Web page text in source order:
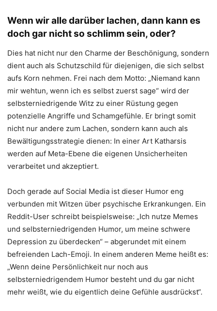
Wenn wir alle darüber lachen, dann kann es
doch gar nicht so schlimm sein, oder?
Dies hat nicht nur den Charme der Beschönigung, sondern
dient auch als Schutzschild für diejenigen, die sich selbst
aufs Korn nehmen. Frei nach dem Motto: „Niemand kann
mir wehtun, wenn ich es selbst zuerst sage“ wird der
selbsterniedrigende Witz zu einer Rüstung gegen
potenzielle Angriffe und Schamgefühle. Er bringt somit
nicht nur andere zum Lachen, sondern kann auch als
Bewältigungsstrategie dienen: In einer Art Katharsis
werden auf Meta-Ebene die eigenen Unsicherheiten
verarbeitet und akzeptiert.
Doch gerade auf Social Media ist dieser Humor eng
verbunden mit Witzen über psychische Erkrankungen. Ein
Reddit-User schreibt beispielsweise: „Ich nutze Memes
und selbsterniedrigenden Humor, um meine schwere
Depression zu überdecken“ – abgerundet mit einem
befreienden Lach-Emoji. In einem anderen Meme heißt es:
„Wenn deine Persönlichkeit nur noch aus
selbsterniedrigendem Humor besteht und du gar nicht
mehr weißt, wie du eigentlich deine Gefühle ausdrückst“.